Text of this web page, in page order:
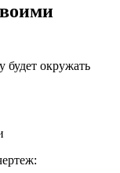
будет окружать